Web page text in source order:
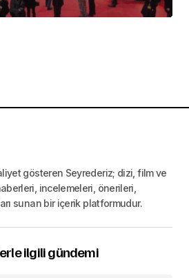
gösteren Seyrederiz; dizi, film ve
incelemeleri, önerileri,
sunan bir içerik platformudur.
ilgili gündemi